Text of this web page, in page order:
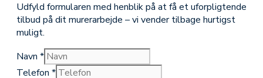
Udfyld formularen med henblik på at få et uforpligtende
tilbud på dit murerarbejde – vi vender tilbage hurtigst
muligt.
Navn *
Telefon *